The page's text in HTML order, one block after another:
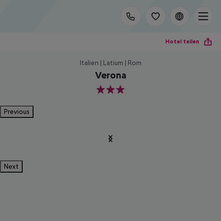
Hotel teilen
Italien | Latium | Rom
Verona
3
Previous
Next